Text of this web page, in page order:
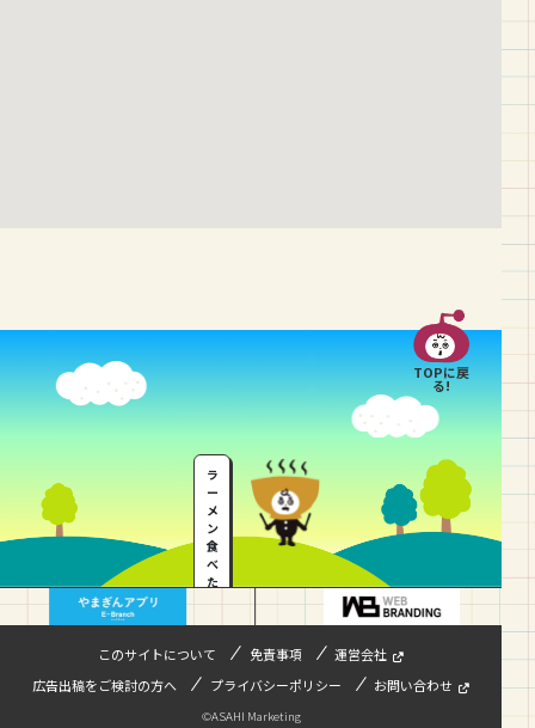
TOPに戻
る!
ラ
ー
メ
ン
食
べ
た
このサイトについて 免責事項
運営会社
広告出稿をご検討の方へ
プライバシーポリシー お問い合わせ
©ASAHI Marketing